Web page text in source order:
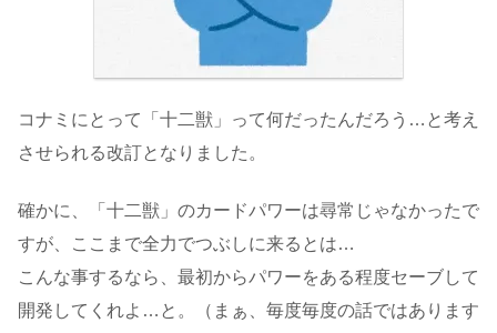
コナミにとって「十二獣」って何だったんだろう…と考え
させられる改訂となりました。
確かに、「十二獣」のカードパワーは尋常じゃなかったで
すが、ここまで全力でつぶしに来るとは…
こんな事するなら、最初からパワーをある程度セーブして
開発してくれよ…と。（まぁ、毎度毎度の話ではあります